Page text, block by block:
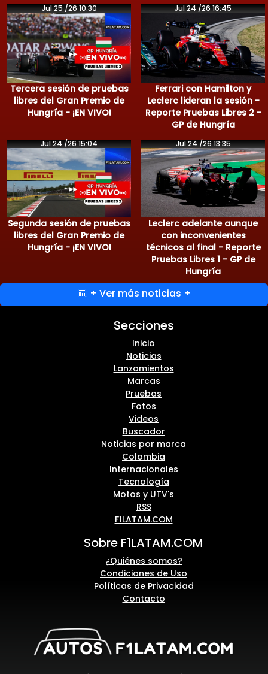
Jul 25 /26 10:30
Tercera sesión de pruebas
libres del Gran Premio de
Hungría - ¡EN VIVO!
Jul 24 /26 16:45
Ferrari con Hamilton y
Leclerc lideran la sesión -
Reporte Pruebas Libres 2 -
GP de Hungría
Jul 24 /26 15:04
Segunda sesión de pruebas
libres del Gran Premio de
Hungría - ¡EN VIVO!
Jul 24 /26 13:35
Leclerc adelante aunque
con inconvenientes
técnicos al final - Reporte
Pruebas Libres 1 - GP de
Hungría
+ Ver más noticias +
Secciones
Inicio
Noticias
Lanzamientos
Marcas
Pruebas
Fotos
Videos
Buscador
Noticias por marca
Colombia
Internacionales
Tecnología
Motos y UTV's
RSS
F1LATAM.COM
Sobre F1LATAM.COM
¿Quiénes somos?
Condiciones de Uso
Políticas de Privacidad
Contacto